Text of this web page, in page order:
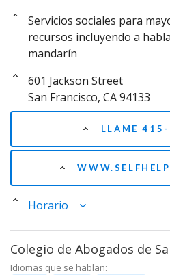
Servicios sociales para
recursos incluyendo a
mandarín
601 Jackson Street
San Francisco, CA 94133
LLAME
Horario
Colegio de Abogados de
Idiomas que se hablan: